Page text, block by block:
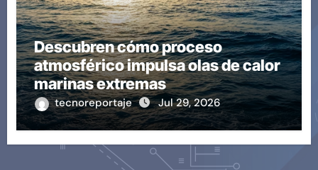
Descubren cómo proceso
atmosférico impulsa olas de calor
marinas extremas
tecnoreportaje Jul 29, 2026